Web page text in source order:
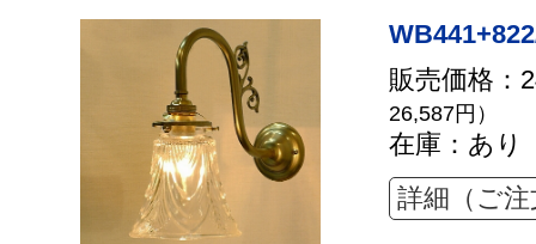
販売価格：
26,587円）
在庫：あり
詳細（ご